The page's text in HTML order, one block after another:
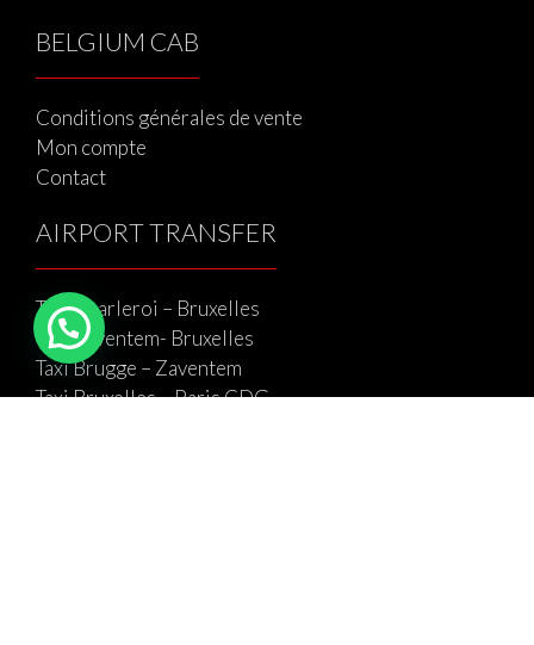
BELGIUM CAB
Conditions générales de vente
Mon compte
Contact
AIRPORT TRANSFER
Taxi Charleroi – Bruxelles
Taxi Zaventem- Bruxelles
Taxi Brugge – Zaventem
Taxi Bruxelles – Paris CDG